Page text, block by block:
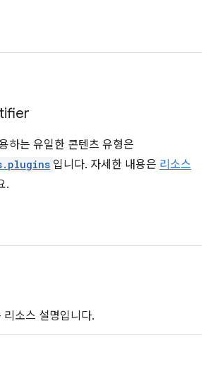
하는 유일한 콘텐츠 유형은
입니다. 자세한 내용은 리소스
.
소스 설명입니다.